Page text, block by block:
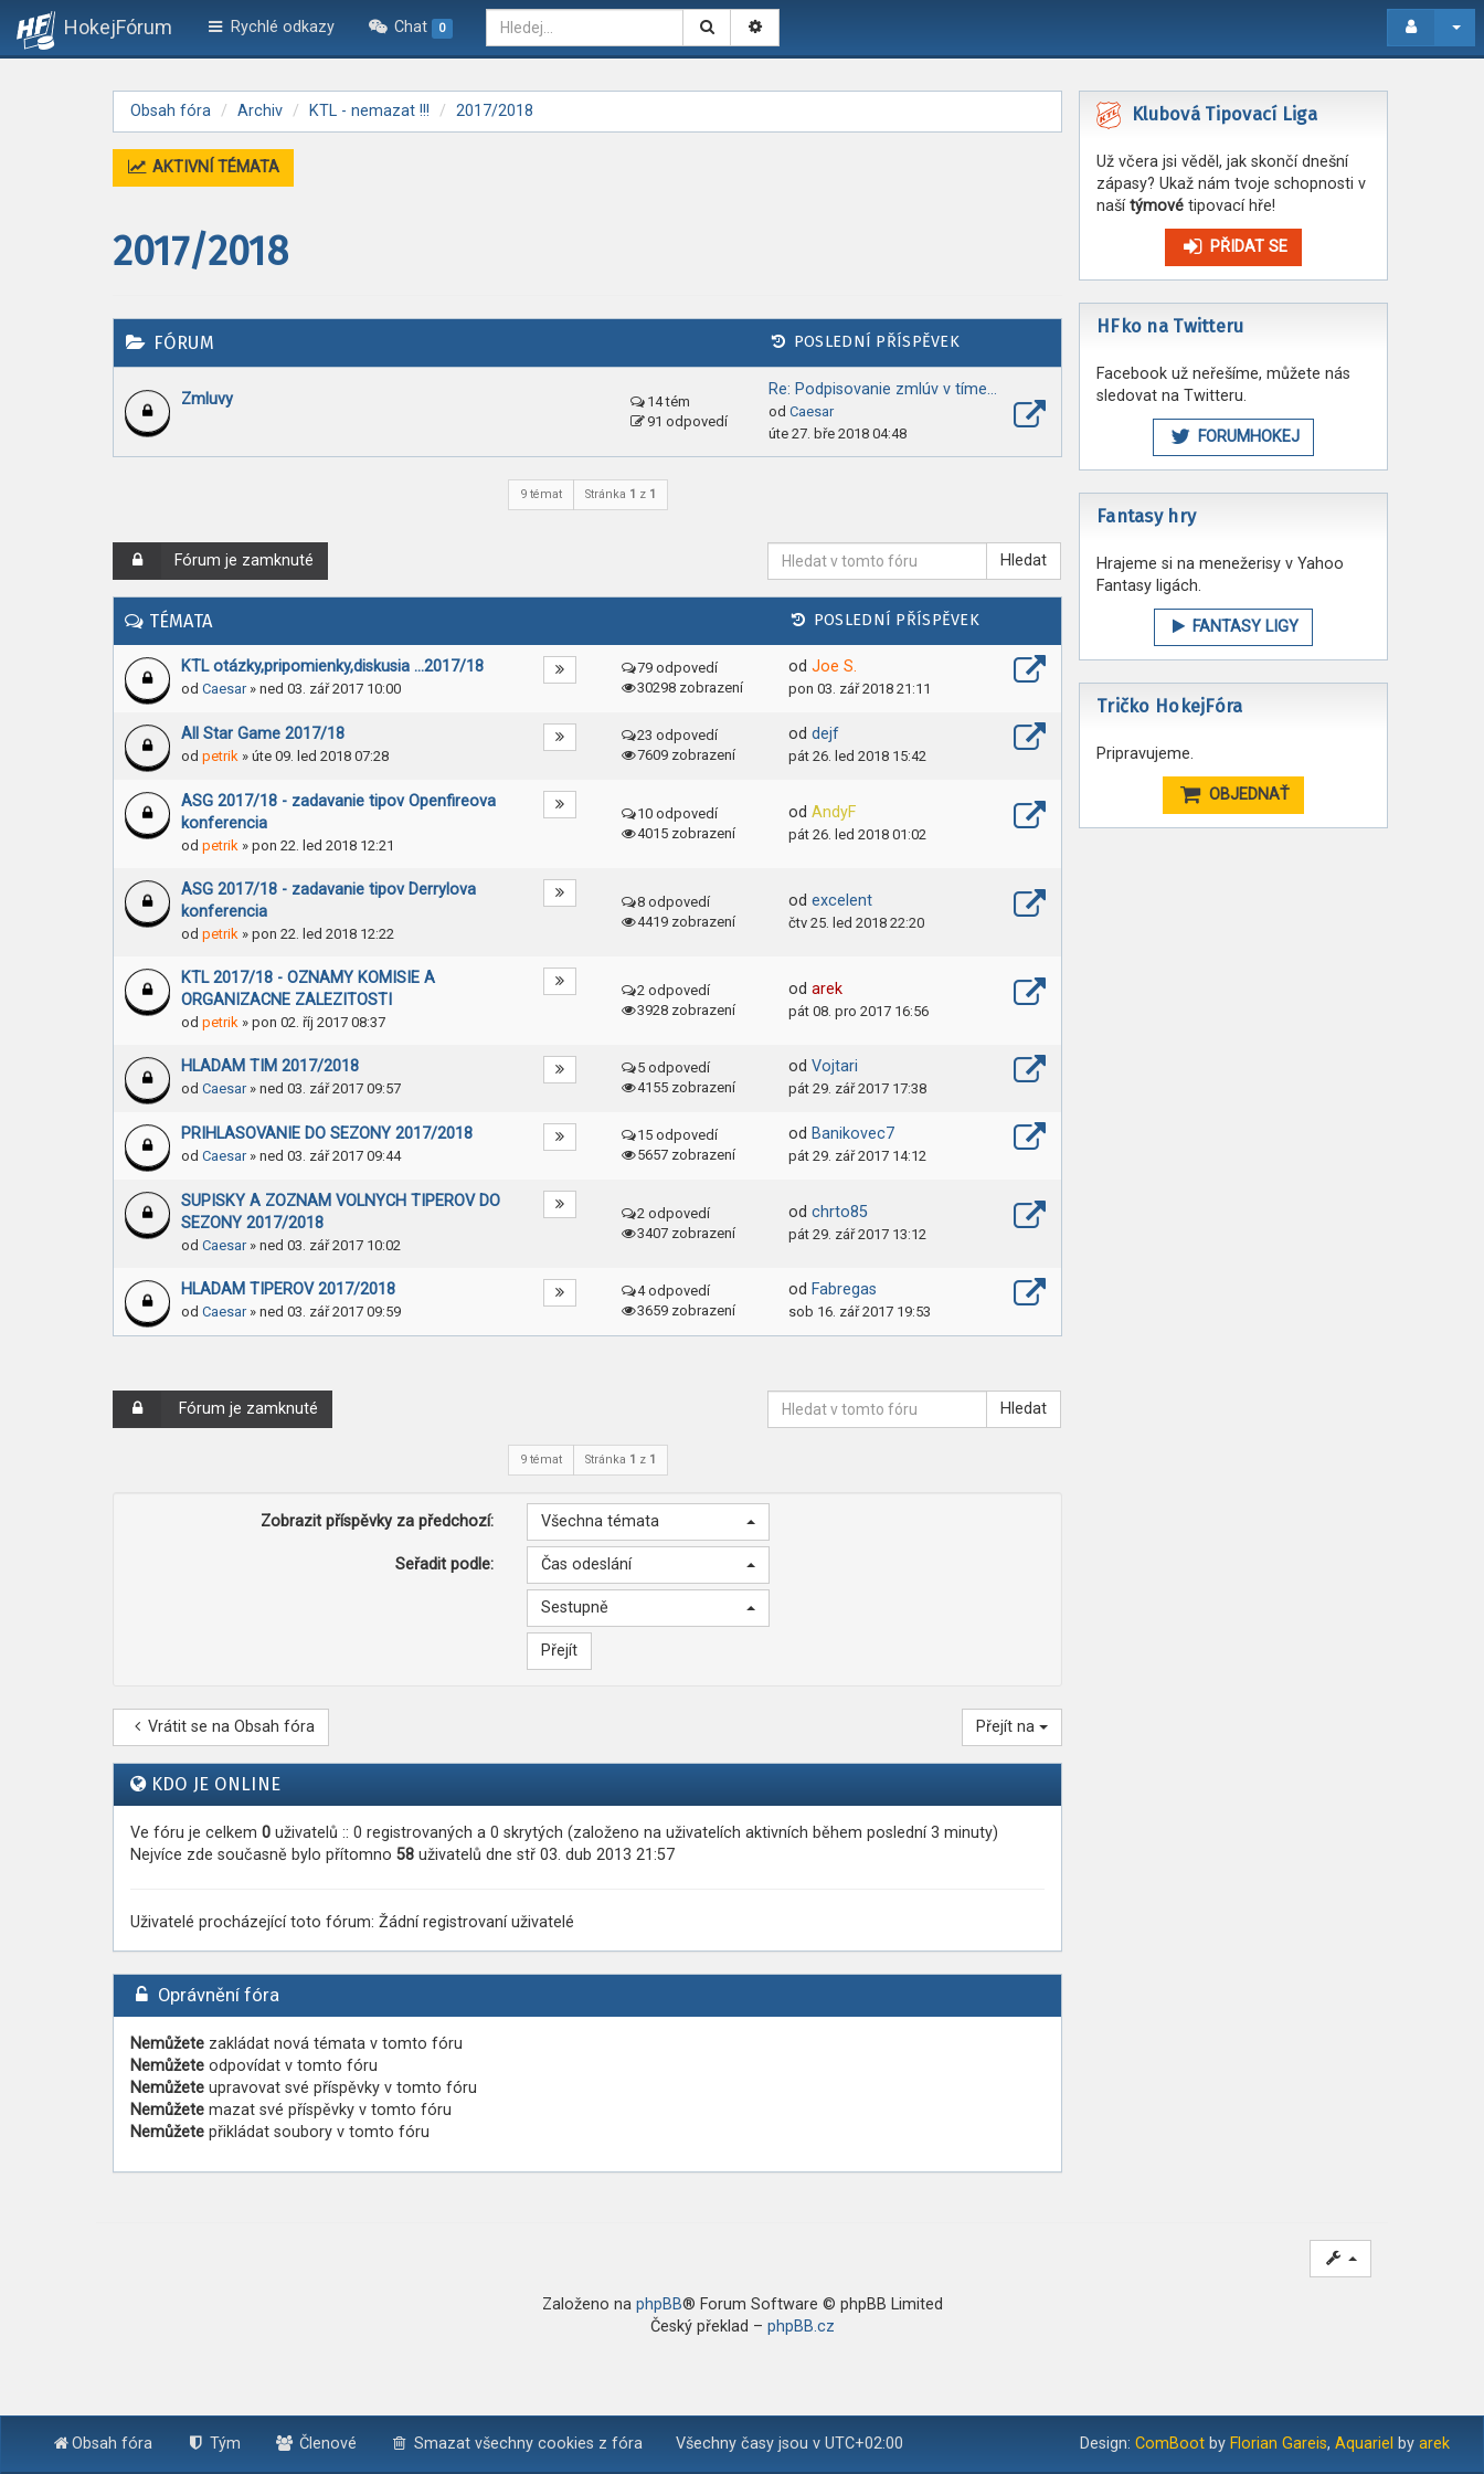
HokejFórum Rychlé odkazy Chat 0
Obsah fóra Archiv KTL - nemazat !!! 2017/2018
AKTIVNÍ TÉMATA
2017/2018
FÓRUM POSLEDNÍ PŘÍSPĚVEK
Zmluvy
14 tém
91 odpovedí
Re: Podpisovanie zmlúv v tíme…
od Caesar
úte 27. bře 2018 04:48
9 témat Stránka 1 z 1
Fórum je zamknuté Hledat
TÉMATA POSLEDNÍ PŘÍSPĚVEK
KTL otázky,pripomienky,diskusia ...2017/18
od Caesar» ned 03. zář 2017 10:00
79 odpovedí
30298 zobrazení
od Joe S.
pon 03. zář 2018 21:11
All Star Game 2017/18
od petrik » úte 09. led 2018 07:28
23 odpovedí
7609 zobrazení
od dejf
pát 26. led 2018 15:42
ASG 2017/18 - zadavanie tipov Openfireova
konferencia
od petrik » pon 22. led 2018 12:21
10 odpovedí
4015 zobrazení
od AndyF
pát 26. led 2018 01:02
ASG 2017/18 - zadavanie tipov Derrylova
konferencia
od petrik » pon 22. led 2018 12:22
8 odpovedí
4419 zobrazení
od excelent
čtv 25. led 2018 22:20
KTL 2017/18 - OZNAMY KOMISIE A
ORGANIZACNE ZALEZITOSTI
od petrik » pon 02. říj 2017 08:37
2 odpovedí
3928 zobrazení
od arek
pát 08. pro 2017 16:56
HLADAM TIM 2017/2018
od Caesar» ned 03. zář 2017 09:57
5 odpovedí
4155 zobrazení
od Vojtari
pát 29. zář 2017 17:38
PRIHLASOVANIE DO SEZONY 2017/2018
od Caesar» ned 03. zář 2017 09:44
15 odpovedí
5657 zobrazení
od Banikovec7
pát 29. zář 2017 14:12
SUPISKY A ZOZNAM VOLNYCH TIPEROV DO
SEZONY 2017/2018
od Caesar» ned 03. zář 2017 10:02
2 odpovedí
3407 zobrazení
od chrto85
pát 29. zář 2017 13:12
HLADAM TIPEROV 2017/2018
od Caesar» ned 03. zář 2017 09:59
4 odpovedí
3659 zobrazení
od Fabregas
sob 16. zář 2017 19:53
Fórum je zamknuté Hledat
9 témat Stránka 1 z 1
Zobrazit příspěvky za předchozí: Všechna témata
Seřadit podle: Čas odeslání
Sestupně
Vrátit se na Obsah fóra Přejít na
KDO JE ONLINE
Ve fóru je celkem 0 uživatelů :: 0 registrovaných a 0 skrytých (založeno na uživatelích aktivních během poslední 3 minuty)
Nejvíce zde současně bylo přítomno 58 uživatelů dne stř 03. dub 2013 21:57
Uživatelé procházející toto fórum: Žádní registrovaní uživatelé
Oprávnění fóra
Nemůžete zakládat nová témata v tomto fóru
Nemůžete odpovídat v tomto fóru
Nemůžete upravovat své příspěvky v tomto fóru
Nemůžete mazat své příspěvky v tomto fóru
Nemůžete přikládat soubory v tomto fóru
Klubová Tipovací Liga
Už včera jsi věděl, jak skončí dnešní
zápasy? Ukaž nám tvoje schopnosti v
našítýmové tipovací hře!
PŘIDAT SE
HFko na Twitteru
Facebook už neřešíme, můžete nás
sledovat na Twitteru.
FORUMHOKEJ
Fantasy hry
Hrajeme si na menežerisy v Yahoo
Fantasy ligách.
FANTASY LIGY
Tričko HokejFóra
Pripravujeme.
OBJEDNAŤ
Založeno na phpBB® Forum Software © phpBB Limited
Český překlad – phpBB.cz
Obsah fóra Tým Členové Smazat všechny cookies z fóra Všechny časy jsou v UTC+02:00 Design: ComBoot by Florian Gareis, Aquariel by arek